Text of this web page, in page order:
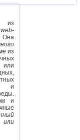
из
из
или
и
и
или